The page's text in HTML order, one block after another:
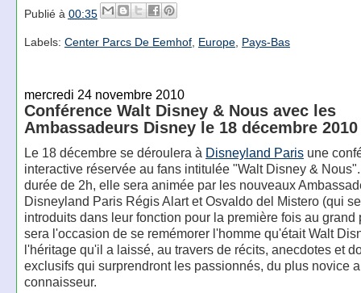
Publié à 00:35
Labels: Center Parcs De Eemhof, Europe, Pays-Bas
mercredi 24 novembre 2010
Conférence Walt Disney & Nous avec les
Ambassadeurs Disney le 18 décembre 2010
Le 18 décembre se déroulera à Disneyland Parisune
interactive réservée au fans intitulée "Walt Disney &
durée de 2h, elle sera animée par les nouveaux
Disneyland Paris Régis Alart et Osvaldo del Mistero (qui
introduits dans leur fonction pour la première fois au grand
sera l'occasion de se remémorer l'homme qu'était Walt
l'héritage qu'il a laissé, au travers de récits, anecdotes et
exclusifs qui surprendront les passionnés, du plus novice
connaisseur.